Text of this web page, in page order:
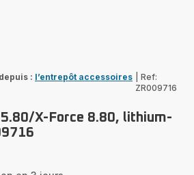
: l’entrepôt accessoires
Ref:
ZR009716
X-Force 8.80, lithium-